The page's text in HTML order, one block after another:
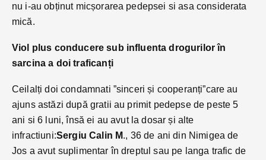
nu i-au obținut micșorarea pedepsei si asa considerata
mică.
Viol plus conducere sub influenta drogurilor în
sarcina a doi traficanți
Ceilalți doi condamnati ”sinceri și cooperanți”care au
ajuns astăzi după gratii au primit pedepse de peste 5
ani si 6 luni, însă ei au avut la dosar și alte
infractiuni:Sergiu Calin M., 36 de ani din Nimigea de
Jos a avut suplimentar în dreptul sau pe langa trafic de